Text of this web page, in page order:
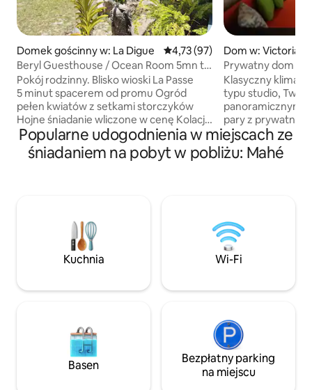
Domek gościnny w: La Digue Średnia ocena: 4,73 na 5,
4,73 (97)
Beryl Guesthouse / Ocean Room 5mn to
the beach
Pokój rodzinny. Blisko wioski La Passe
5 minut spacerem od promu Ogród
pełen kwiatów z setkami storczyków
Hojne śniadanie wliczone w cenę Kolacja
dostępna jako opcja Zapytaj o specjalne
stawki dla dzieci w wieku od 3 do 10 lat:
43 EUR za noc. Stawki te zostaną
śniadanie i świetny stosunek jakości do
ceny. Jesteśmy bardzo popularni.
Zarezerwuj z co najmniej 4-miesięcznym
wyprzedzeniem.
Dom w: Victoria
Prywatny dom w
pięknymi
Klasyczny
typu studio, Twój
panoramicznym
pary z prywatną
salonem,
w sprzęt
przygotowania
różne atrakcje
jazdy
jednej z
Seszelach.
Popularne udogodnienia w miejscach ze
śniadaniem na pobyt w pobliżu: Mahé
Kuchnia Wi-Fi
Basen
Bezpłatny parking
na miejscu